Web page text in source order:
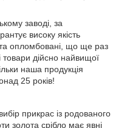
заводі, за
високу якість
та опломбовані, що ще раз
товари дійсно найвищої
наша продукція
25 років!
прикрас із родованого
золота срібло має явні